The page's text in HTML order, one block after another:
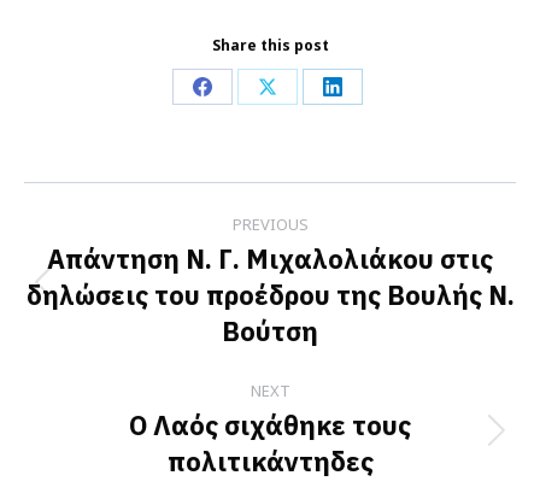
Share this post
Share
Facebook
Share
X
Share
LinkedIn
navigation
PREVIOUS
Previous
post:
Απάντηση Ν. Γ. Μιχαλολιάκου στις
δηλώσεις του προέδρου της Βουλής Ν.
Βούτση
NEXT
Next
post:
Ο Λαός σιχάθηκε τους
πολιτικάντηδες